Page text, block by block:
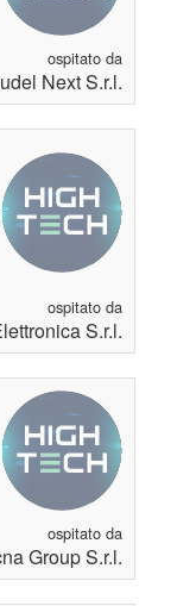
ospitato da
Next S.r.l.
ospitato da
S.r.l.
ospitato da
Group S.r.l.